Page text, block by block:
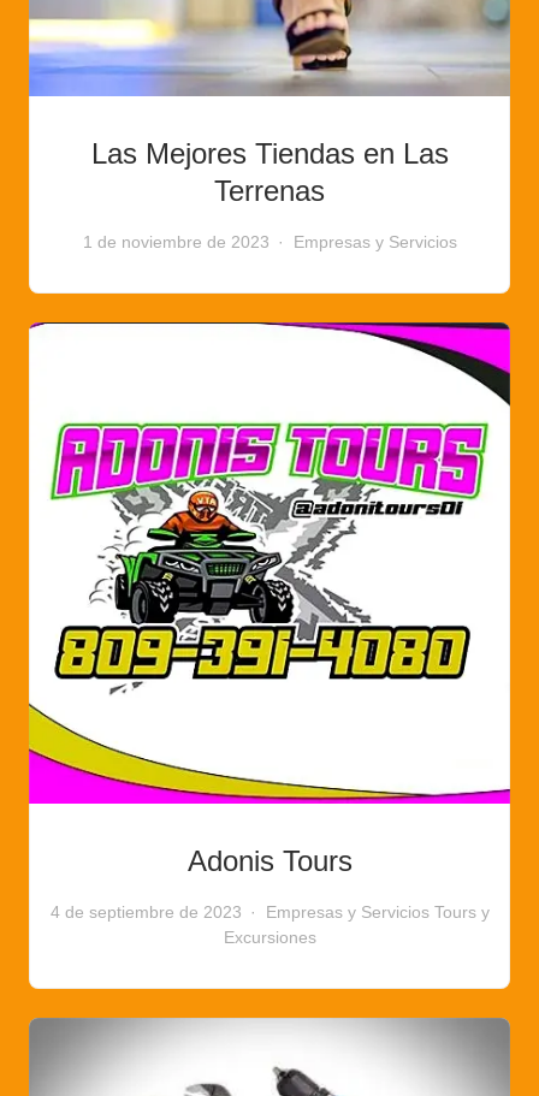
Las Mejores Tiendas en Las
Terrenas
1 de noviembre de 2023 Empresas y Servicios
Adonis Tours
4 de septiembre de 2023 Empresas y Servicios Tours y
Excursiones